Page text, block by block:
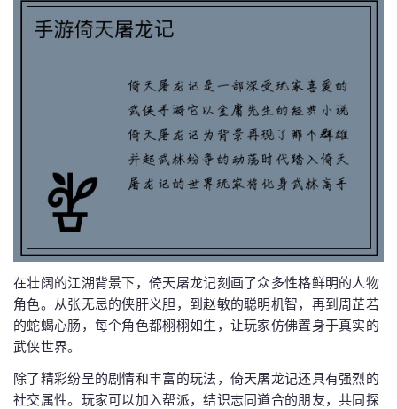
在壮阔的江湖背景下，倚天屠龙记刻画了众多性格鲜明的人物
角色。从张无忌的侠肝义胆，到赵敏的聪明机智，再到周芷若
的蛇蝎心肠，每个角色都栩栩如生，让玩家仿佛置身于真实的
武侠世界。
除了精彩纷呈的剧情和丰富的玩法，倚天屠龙记还具有强烈的
社交属性。玩家可以加入帮派，结识志同道合的朋友，共同探